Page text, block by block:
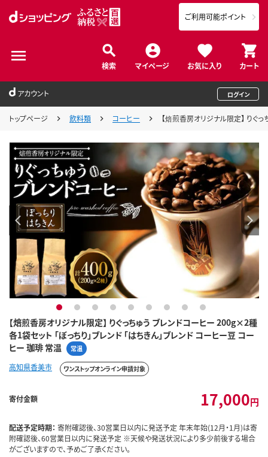
検索 マイページ お気に入り カート
ご利用可能ポイント
アカウント ログイン
トップページ 飲料類 コーヒー 【焙煎香房オリジナル限定】 りぐ
【焙煎香房オリジナル限定】 りぐっちゅう ブレンドコーヒー 200g×2種
各1袋セット 「ぼっちり」ブレンド 「はちきん」ブレンド コーヒー豆 コー
ヒー 珈琲 常温
常温
1 2 3 4 5 6 7 8 9
高知県香美市 ワンストップオンライン申請対象
寄付金額 17,000円
配送予定時期： 寄附確認後、30営業日以内に発送予定 年末年始(12月・1月)は寄
附確認後、60営業日以内に発送予定 ※天候や発送状況により多少前後する場合
がございますので、予めご了承ください。